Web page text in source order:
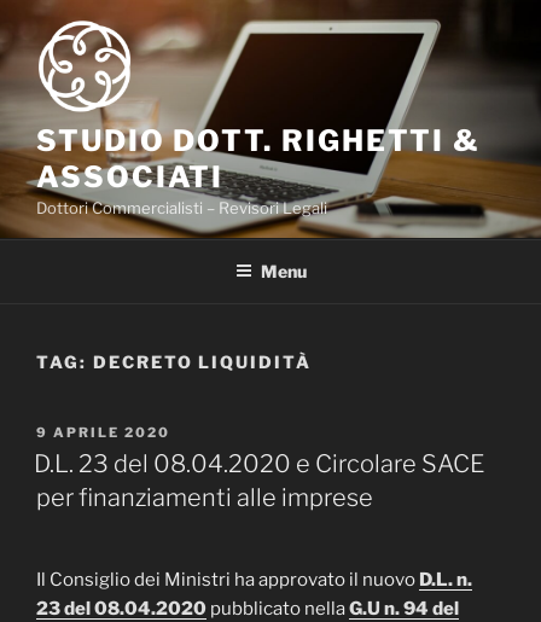
Salta
contenuto
STUDIO DOTT. RIGHETTI &
ASSOCIATI
Dottori Commercialisti – Revisori Legali
Menu
TAG: DECRETO LIQUIDITÀ
PUBBLICATO
IL
9 APRILE 2020
D.L. 23 del 08.04.2020 e Circolare SACE
per finanziamenti alle imprese
Il Consiglio dei Ministri ha approvato il nuovo D.L. n.
23 del 08.04.2020 pubblicato nellaG.U n. 94 del